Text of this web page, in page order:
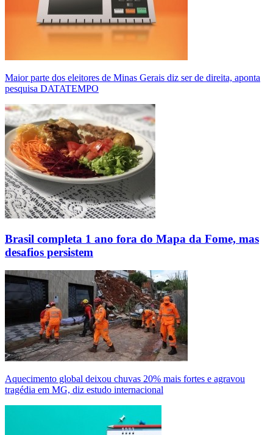
Maior parte dos eleitores de Minas Gerais diz ser de direita, aponta
pesquisa DATATEMPO
Brasil completa 1 ano fora do Mapa da Fome, mas
desafios persistem
Aquecimento global deixou chuvas 20% mais fortes e agravou
tragédia em MG, diz estudo internacional